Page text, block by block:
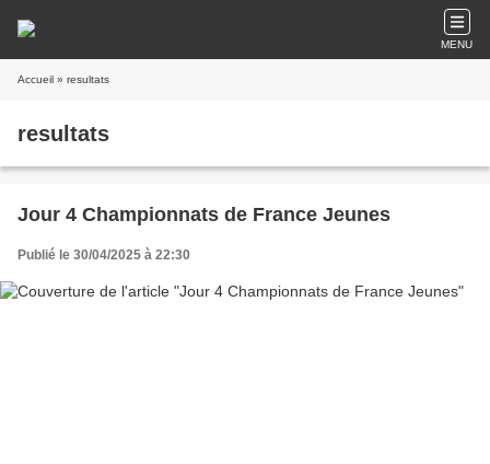
MENU
Accueil » resultats
resultats
Jour 4 Championnats de France Jeunes
Publié le 30/04/2025 à 22:30